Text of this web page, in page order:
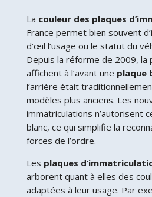
La couleur des plaques
France permet bien souvent
d’œil l’usage ou le statut du
Depuis la réforme de 2009, la
affichent à l’avant une plaque
l’arrière était
modèles plus anciens. Les
immatriculations n’autorisent
blanc, ce qui simplifie la
forces de l’ordre.
Les plaques
arborent quant à elles des
adaptées à leur usage. Par